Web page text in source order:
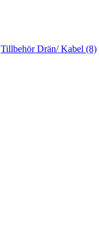
Tillbehör Drän/ Kabel (8)